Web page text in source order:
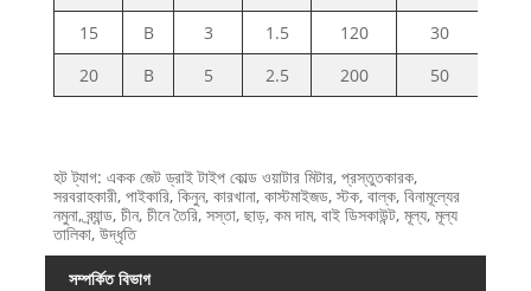
15 B 3 1.5 120
30
20
B 5 2.5 200 50
হট ট্যাগ: একক জেট ড্রাই টাইপ কোল্ড ওয়াটার মিটার, প্রস্তুতকারক,
সরবরাহকারী, পাইকারি, কিনুন, কারখানা, কাস্টমাইজড, স্টক, বাল্ক, বিনামূল্যের
নমুনা, ব্র্যান্ড, চীন, চীনে তৈরি, সস্তা, ছাড়, কম দাম, বাই ডিসকাউন্ট, মূল্য, মূল্য
তালিকা, উদ্ধৃতি
সম্পর্কিত বিভাগ